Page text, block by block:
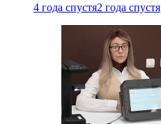
4 года спустя2 года спустя